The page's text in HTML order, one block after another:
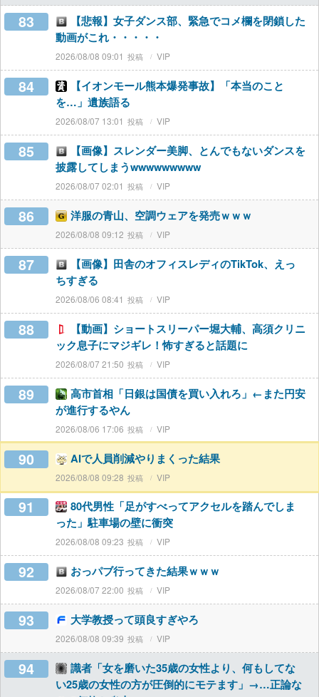
83
【悲報】女子ダンス部、緊急でコメ欄を閉鎖した
動画がこれ・・・・・
2026/08/08 09:01 VIP
84
【イオンモール熊本爆発事故】「本当のこと
を…」遺族語る
2026/08/07 13:01 VIP
85
【画像】スレンダー美脚、とんでもないダンスを
披露してしまうwwwwwwwww
2026/08/07 02:01 VIP
86 洋服の青山、空調ウェアを発売ｗｗｗ
2026/08/08 09:12 VIP
87
【画像】田舎のオフィスレディのTikTok、えっ
ちすぎる
2026/08/06 08:41 VIP
88
【動画】ショートスリーパー堀大輔、高須クリニ
ック息子にマジギレ！怖すぎると話題に
2026/08/07 21:50 VIP
89
高市首相「日銀は国債を買い入れろ」←また円安
が進行するやん
2026/08/06 17:06 VIP
90 AIで人員削減やりまくった結果
2026/08/08 09:28 VIP
91
80代男性「足がすべってアクセルを踏んでしま
った」駐車場の壁に衝突
2026/08/08 09:23 VIP
92 おっパブ行ってきた結果ｗｗｗ
2026/08/07 22:00 VIP
93 大学教授って頭良すぎやろ
2026/08/08 09:39 VIP
94
識者「女を磨いた35歳の女性より、何もしてな
い25歳の女性の方が圧倒的にモテます」→…正論な